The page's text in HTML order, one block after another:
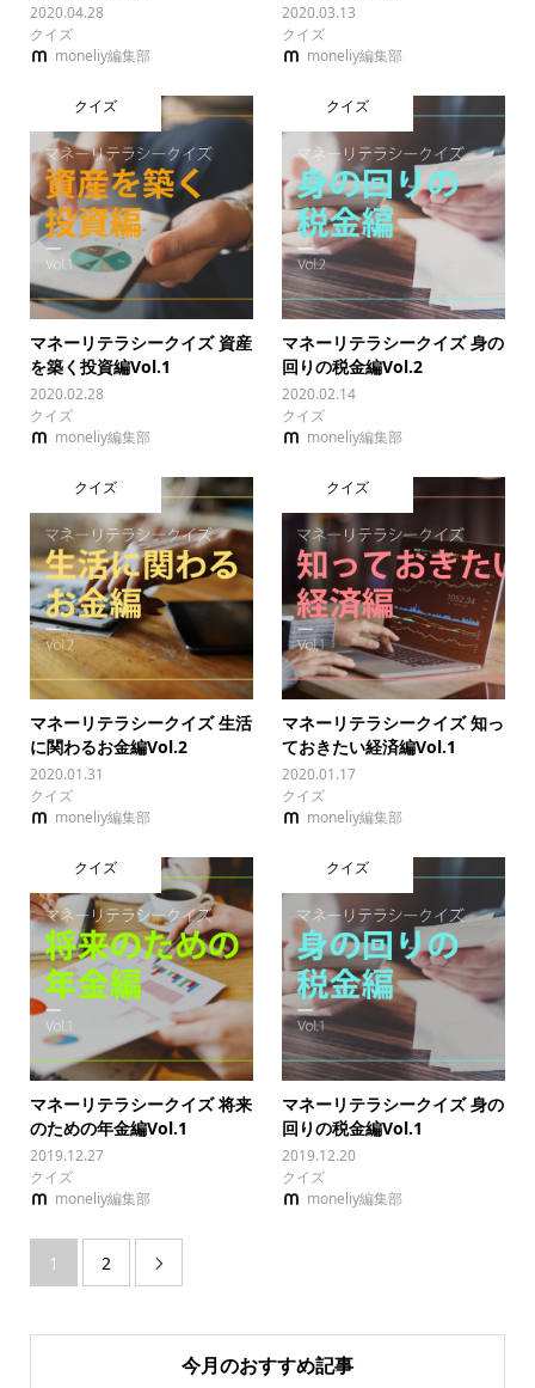
2020.04.28
クイズ
moneliy編集部
2020.03.13
クイズ
moneliy編集部
クイズ
マネーリテラシークイズ 資産
を築く投資編Vol.1
2020.02.28
クイズ
moneliy編集部
クイズ
マネーリテラシークイズ 身の
回りの税金編Vol.2
2020.02.14
クイズ
moneliy編集部
クイズ
マネーリテラシークイズ 生活
に関わるお金編Vol.2
2020.01.31
クイズ
moneliy編集部
クイズ
マネーリテラシークイズ 知っ
ておきたい経済編Vol.1
2020.01.17
クイズ
moneliy編集部
クイズ
マネーリテラシークイズ 将来
のための年金編Vol.1
2019.12.27
クイズ
moneliy編集部
クイズ
マネーリテラシークイズ 身の
回りの税金編Vol.1
2019.12.20
クイズ
moneliy編集部
1 2 
今月のおすすめ記事